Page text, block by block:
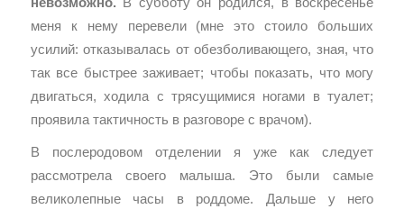
меня к нему перевели (мне это стоило больших
усилий: отказывалась от обезболивающего, зная, что
так все быстрее заживает; чтобы показать, что могу
двигаться, ходила с трясущимися ногами в туалет;
проявила тактичность в разговоре с врачом).
В послеродовом отделении я уже как следует
рассмотрела своего малыша. Это были самые
великолепные часы в роддоме. Дальше у него